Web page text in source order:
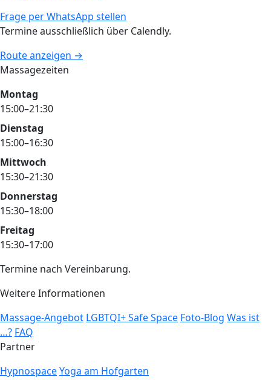
Frage per WhatsApp stellen
Termine ausschließlich über Calendly.
Route anzeigen →
Massagezeiten
Montag
15:00–21:30
Dienstag
15:00–16:30
Mittwoch
15:30–21:30
Donnerstag
15:30–18:00
Freitag
15:30–17:00
Termine nach Vereinbarung.
Weitere Informationen
Massage-Angebot LGBTQI+ Safe Space Foto-Blog Was ist
…? FAQ
Partner
HypnospaceYoga am Hofgarten